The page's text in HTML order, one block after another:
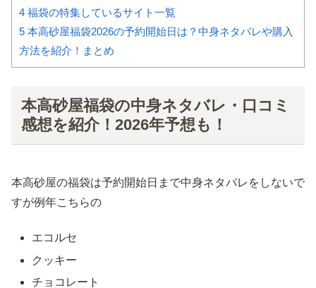
4 福袋の特集しているサイト一覧
5 本高砂屋福袋2026の予約開始日は？中身ネタバレや購入
方法を紹介！まとめ
本高砂屋福袋の中身ネタバレ・口コミ
感想を紹介！2026年予想も！
本高砂屋の福袋は予約開始日まで中身ネタバレをしないで
すが例年こちらの
エコルセ
クッキー
チョコレート